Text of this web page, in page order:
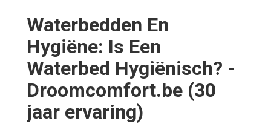
Waterbedden En
Hygiëne: Is Een
Waterbed Hygiënisch? -
Droomcomfort.be (30
jaar ervaring)